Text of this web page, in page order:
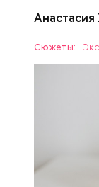
Сюжеты:
Дыня